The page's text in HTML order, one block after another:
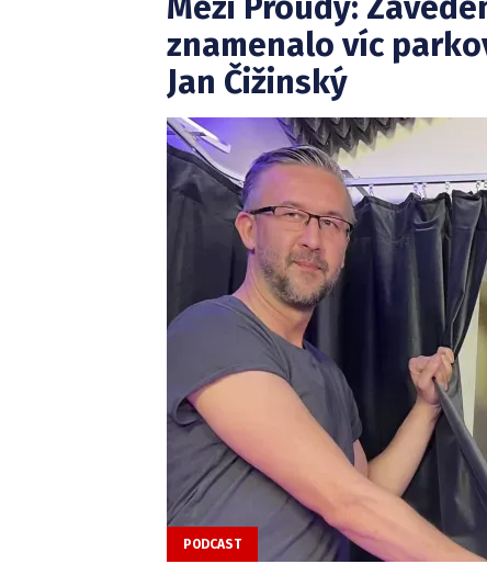
znamenalo víc
Jan Čižinský
PODCAST